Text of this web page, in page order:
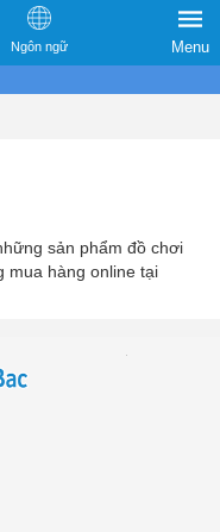
Ngôn ngữ Menu
sản phẩm đồ chơi
mua hàng online tại